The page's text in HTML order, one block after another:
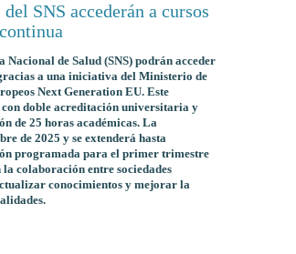
SNS accederán a cursos
Nacional de Salud (SNS) podrán acceder
a una iniciativa del Ministerio de
Next Generation EU. Este
doble acreditación universitaria y
de 25 horas académicas. La
de 2025 y se extenderá hasta
programada para el primer trimestre
la colaboración entre sociedades
conocimientos y mejorar la